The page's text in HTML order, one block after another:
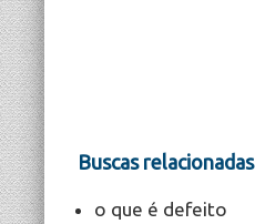
Buscas relacionadas
o que é defeito